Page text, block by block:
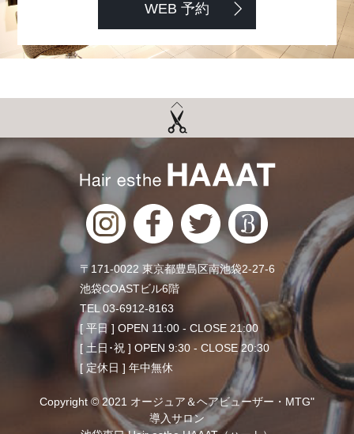
WEB 予約
〒171-0022 東京都豊島区南池袋2-27-6
池袋COASTビル6階
TEL 03-6912-8163
[ 平日 ] OPEN 11:00 - CLOSE 21:00
[ 土日･祝 ] OPEN 9:30 - CLOSE 20:30
[ 定休日 ] 年中無休
Copyright © 2021 オージュア＆ヘアビューザー・MTG"
導入サロン